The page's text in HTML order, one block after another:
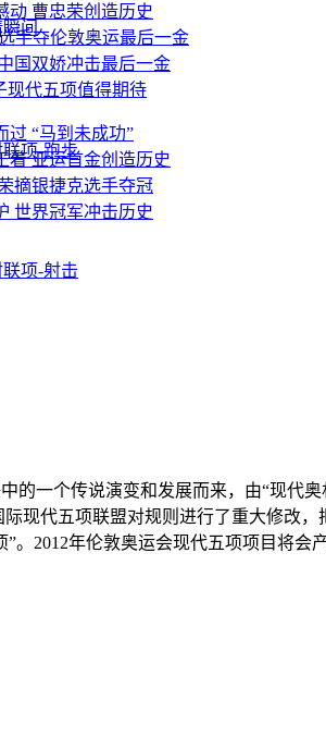
间
项-跑步
项-射击
动 曹忠荣创造历史
手夺伦敦奥运最后一金
国双娇冲击最后一金
现代五项值得期待
过 “马到未成功”
着 亚运首金创造历史
摘银捷克选手夺冠
世界冠军冲击历史
的一个传说演变和发展而来，由“现代
际现代五项联盟对规则进行了重大修改
。2012年伦敦奥运会现代五项项目将